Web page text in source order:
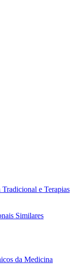
e Terapias
Similares
da Medicina